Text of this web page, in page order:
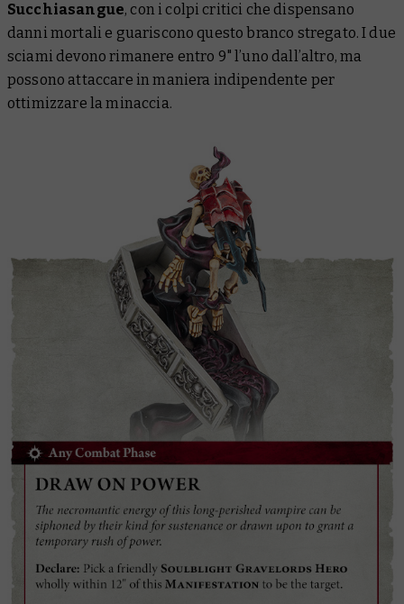
Succhiasangue, con i colpi critici che dispensano
danni mortali e guariscono questo branco stregato. I due
sciami devono rimanere entro 9" l’uno dall’altro, ma
possono attaccare in maniera indipendente per
ottimizzare la minaccia.